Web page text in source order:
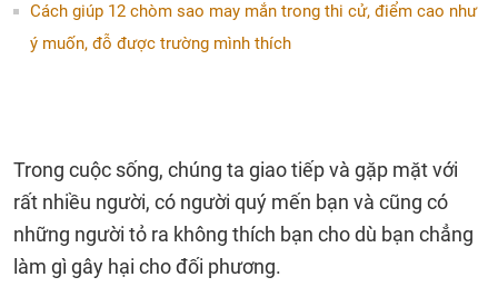
Cách giúp 12 chòm sao may mắn trong thi cử, điểm cao như
ý muốn, đỗ được trường mình thích
Trong cuộc sống, chúng ta giao tiếp và gặp mặt với
rất nhiều người, có người quý mến bạn và cũng có
những người tỏ ra không thích bạn cho dù bạn chẳng
làm gì gây hại cho đối phương.